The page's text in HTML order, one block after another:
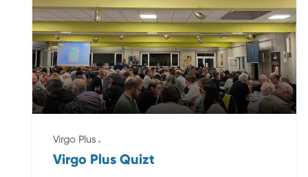
Virgo Plus
Virgo Plus Quizt